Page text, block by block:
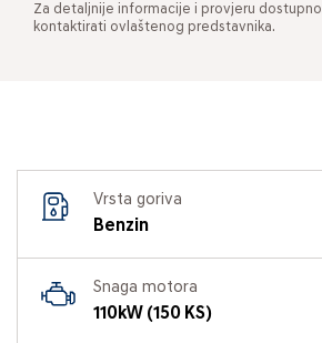
Za detaljnije informacije i provjeru
kontaktirati ovlaštenog predstavnika.
Vrsta goriva
Benzin
Snaga motora
110kW (150 KS)